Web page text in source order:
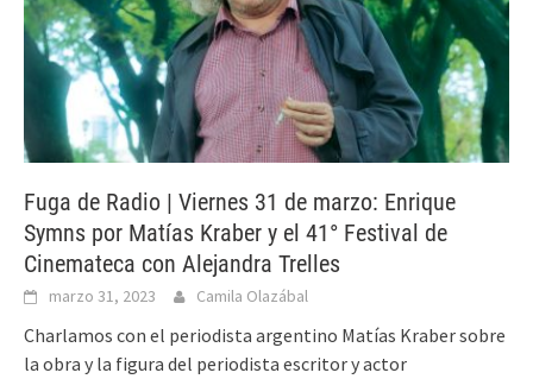
Fuga de Radio | Viernes 31 de marzo: Enrique
Symns por Matías Kraber y el 41° Festival de
Cinemateca con Alejandra Trelles
marzo 31, 2023 Camila Olazábal
Charlamos con el periodista argentino Matías Kraber sobre
la obra y la figura del periodista escritor y actor